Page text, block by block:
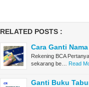
RELATED POSTS :
Cara Ganti
Rekening BCA
sekarang be…
Read
Ganti Buku